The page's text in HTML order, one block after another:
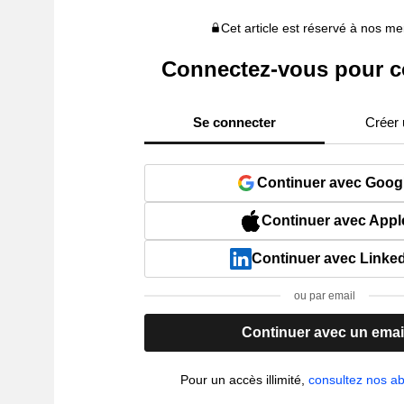
Cet article est réservé à nos
Connectez-vous pour
Se connecter Créer
Continuer avec
Continuer avec
Continuer avec
ou par email
Continuer avec un email
Pour un accès illimité,consultez nos